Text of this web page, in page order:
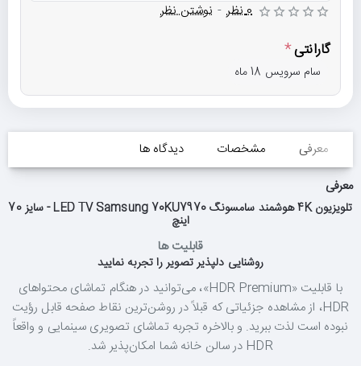
0 نظر - نوشتن نظر
گارانتی
سام سرویس 18 ماه
معرفی مشخصات
دیدگاه ها
معرفی
تلویزیون 4K هوشمند سامسونگ LED TV Samsung 70KU7970 - سایز 70
اینچ
قابلیت ها
روشنایی دلپذیر تصویر را تجربه نمایید
با قابلیت «HDR Premium»، می‌توانید در هنگام تماشای محتواهای
HDR، از مشاهده جزئیاتی که قبلاً در روشن‌ترین نقاط صفحه قابل رؤیت
نبوده است لذت ببرید. و بالاخره تجربه تماشای تصویری سینمایی و واقعاً
HDR در سالن خانه شما امکان‌پذیر شد.